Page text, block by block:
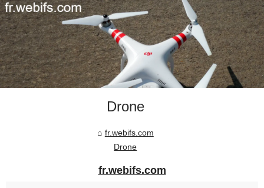
Drone
fr.webifs.com
Drone
fr.webifs.com